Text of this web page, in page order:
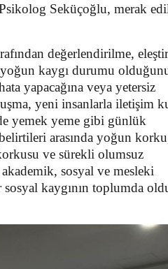
Seküçoğlu, merak
değerlendirilme,
kaygı durumu
yapacağına veya yetersiz
yeni insanlarla iletişim
yemek yeme gibi günlük
arasında yoğun
ve sürekli olumsuz
sosyal ve mesleki
kaygının toplumda